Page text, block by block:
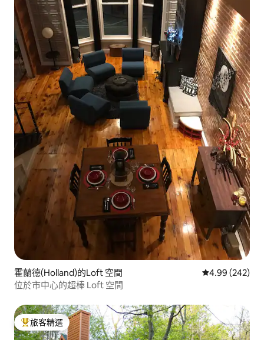
霍蘭德(Holland)的Loft 空間 從 242 則評價
4.99 (242)
位於市中心的超棒 Loft 空間
旅客精選榜首
旅客精選